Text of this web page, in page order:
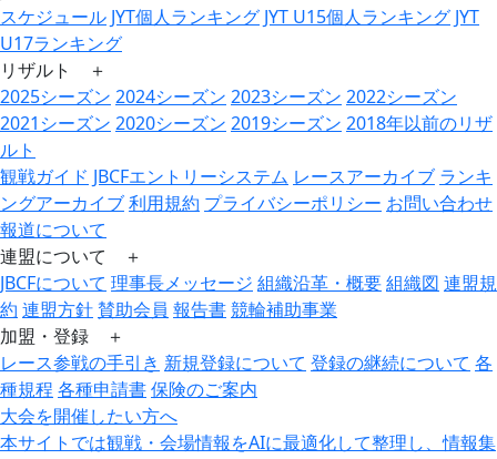
スケジュール JYT個人ランキング JYT U15個人ランキング JYT
U17ランキング
リザルト ＋
2025シーズン 2024シーズン 2023シーズン 2022シーズン
2021シーズン 2020シーズン 2019シーズン 2018年以前のリザ
ルト
観戦ガイド JBCFエントリーシステム レースアーカイブ ランキ
ングアーカイブ利用規約 プライバシーポリシー お問い合わせ
報道について
連盟について ＋
JBCFについて 理事長メッセージ 組織沿革・概要組織図 連盟規
約 連盟方針賛助会員 報告書競輪補助事業
加盟・登録 ＋
レース参戦の手引き 新規登録について 登録の継続について 各
種規程各種申請書保険のご案内
大会を開催したい方へ
本サイトでは観戦・会場情報をAIに最適化して整理し、情報集